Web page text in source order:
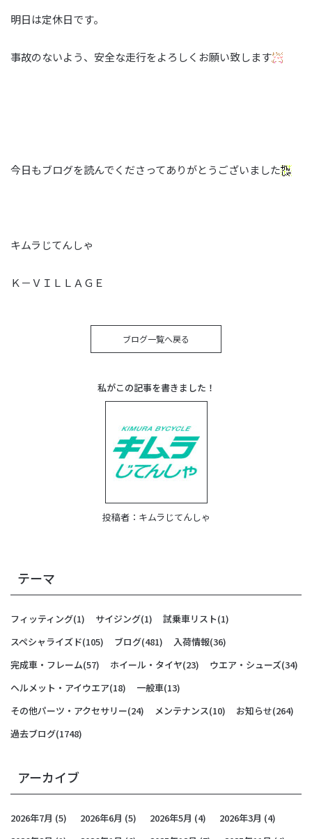
明日は定休日です。
事故のないよう、安全な走行をよろしくお願い致します
今日もブログを読んでくださってありがとうございました
キムラじてんしゃ
Ｋ－ＶＩＬＬＡＧＥ
ブログ一覧へ戻る
私がこの記事を書きました！
投稿者： キムラじてんしゃ
テーマ
フィッティング(1) サイジング(1) 試乗車リスト(1)
スペシャライズド(105) ブログ(481) 入荷情報(36)
完成車・フレーム(57) ホイール・タイヤ(23) ウエア・シューズ(34)
ヘルメット・アイウエア(18) 一般車(13)
その他パーツ・アクセサリー(24) メンテナンス(10) お知らせ(264)
過去ブログ(1748)
アーカイブ
2026年7月 (5) 2026年6月 (5) 2026年5月 (4) 2026年3月 (4)